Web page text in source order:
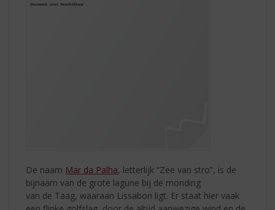
De naam Mar da Palha, letterlijk “Zee van stro”, is de
bijnaam van de grote lagune bij de monding
van de Taag, waaraan Lissabon ligt. Er staat hier vaak